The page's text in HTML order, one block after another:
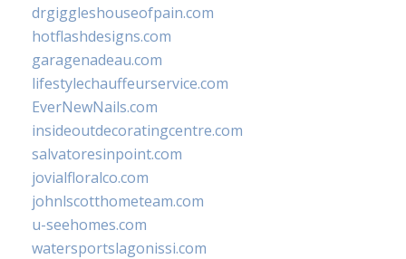
drgiggleshouseofpain.com
hotflashdesigns.com
garagenadeau.com
lifestylechauffeurservice.com
EverNewNails.com
insideoutdecoratingcentre.com
salvatoresinpoint.com
jovialfloralco.com
johnlscotthometeam.com
u-seehomes.com
watersportslagonissi.com